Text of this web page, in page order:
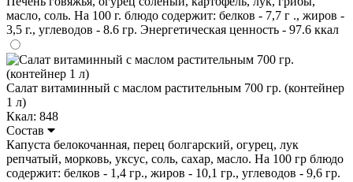
масло, соль. На 100 г. блюдо содержит: белков - 7,7 г ., жиров -
3,5 г., углеводов - 8.6 гр. Энергетическая ценность - 97.6 ккал
Салат витаминный с маслом растительным 700 гр. (контейнер
1 л)
Ккал: 848
Состав
Капуста белокочанная, перец болгарский, огурец, лук
репчатый, морковь, уксус, соль, сахар, масло. На 100 гр блюдо
содержит: белков - 1,4 гр., жиров - 10,1 гр., углеводов - 9,6 гр.